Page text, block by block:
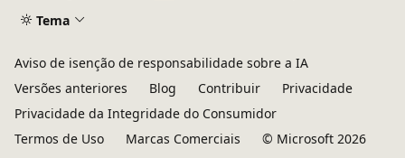
Tema
Aviso de isenção de responsabilidade sobre a IA
Versões anteriores
Blog Contribuir
Privacidade
Privacidade da Integridade do Consumidor
Termos de Uso
Marcas Comerciais © Microsoft 2026